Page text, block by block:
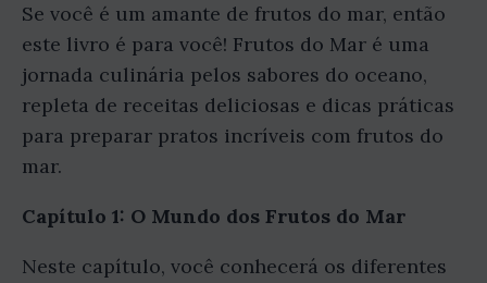
Se você é um amante de frutos do mar, então
este livro é para você! Frutos do Mar é uma
jornada culinária pelos sabores do oceano,
repleta de receitas deliciosas e dicas práticas
para preparar pratos incríveis com frutos do
mar.
Capítulo 1: O Mundo dos Frutos do Mar
Neste capítulo, você conhecerá os diferentes